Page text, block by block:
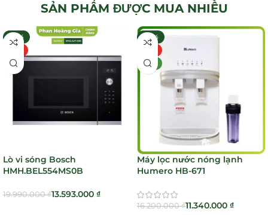
SẢN PHẨM ĐƯỢC MUA NHIỀU
-32%
Lò vi sóng Bosch
HMH.BEL554MS0B
19.990.000₫13.593.000 ₫
-30%
MỚI
Máy lọc nước nóng lạnh
Humero HB-671
16.200.000₫11.340.000 ₫